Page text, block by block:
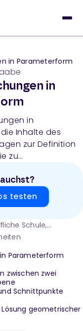
in Parameterform
in
in
Inhalte des
zur Definition
zu
testen
Schule,
Parameterform
zwischen zwei
Schnittpunkte
geometrischer